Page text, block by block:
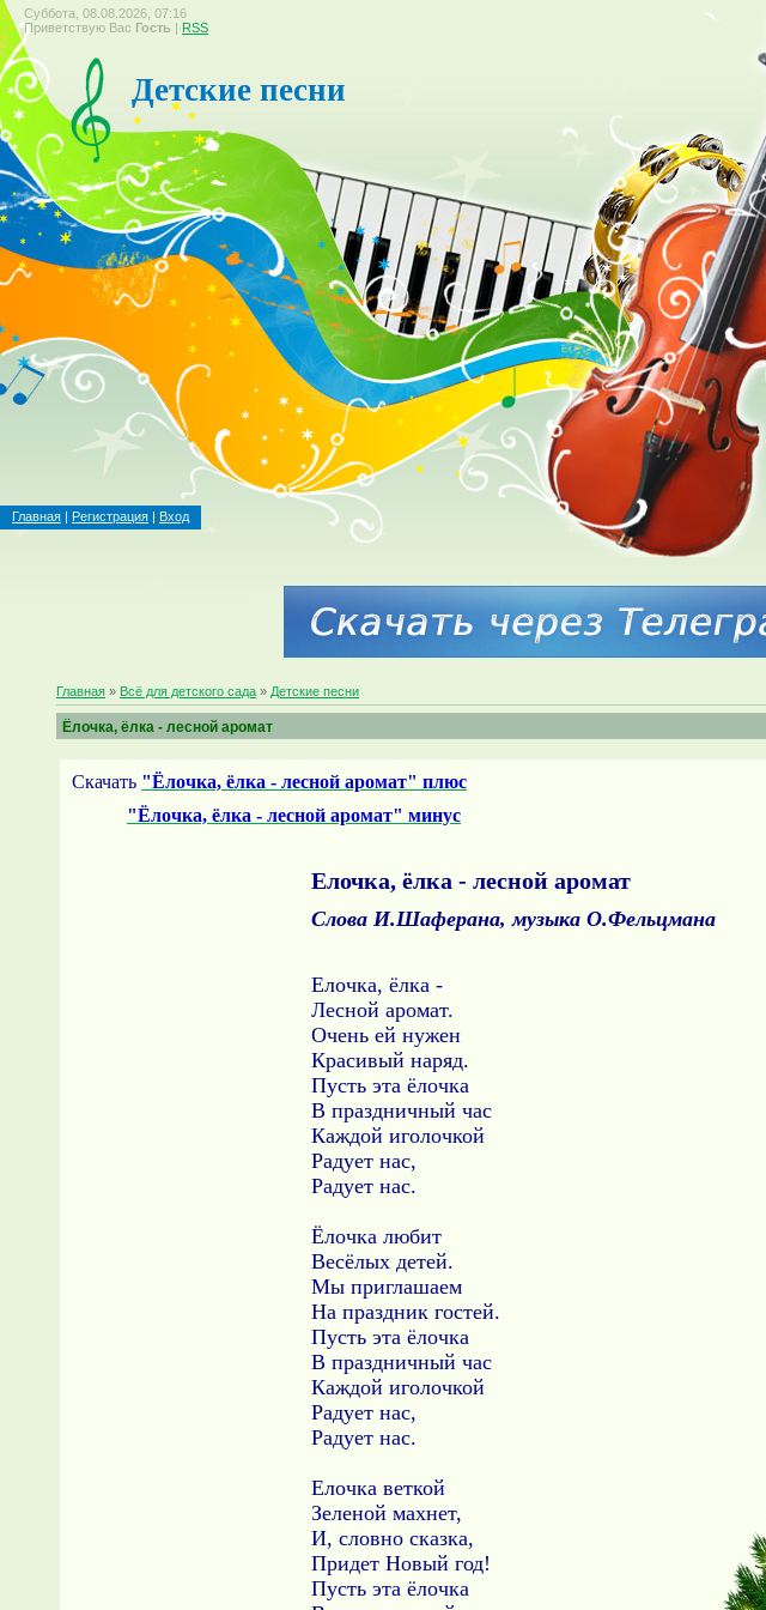
Суббота, 08.08.2026, 07:16
Приветствую Вас Гость | RSS
Детские песни
Главная | Регистрация | Вход
Главная » Всё для детского сада » Детские песни
Ёлочка, ёлка - лесной аромат
Скачать "Ёлочка, ёлка - лесной аромат" плюс
"Ёлочка, ёлка - лесной аромат" минус
Елочка, ёлка - лесной аромат
Слова И.Шаферана, музыка О.Фельцмана
Елочка, ёлка -
Лесной аромат.
Очень ей нужен
Красивый наряд.
Пусть эта ёлочка
В праздничный час
Каждой иголочкой
Радует нас,
Радует нас.
Ёлочка любит
Весёлых детей.
Мы приглашаем
На праздник гостей.
Пусть эта ёлочка
В праздничный час
Каждой иголочкой
Радует нас,
Радует нас.
Елочка веткой
Зеленой махнет,
И, словно сказка,
Придет Новый год!
Пусть эта ёлочка